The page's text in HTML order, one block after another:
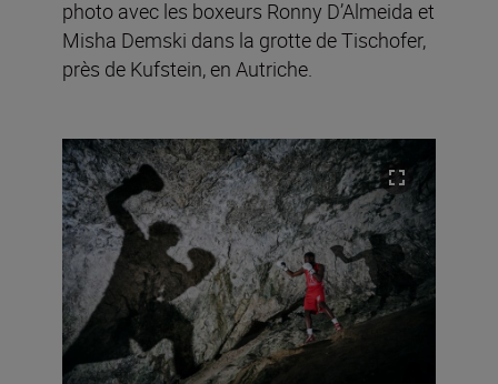
photo avec les boxeurs Ronny D’Almeida et
Misha Demski dans la grotte de Tischofer,
près de Kufstein, en Autriche.